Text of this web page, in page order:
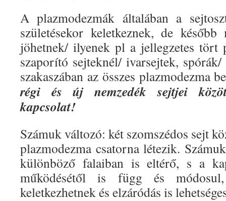
A plazmodezmák általában a
születésekor keletkeznek, de
jöhetnek/ ilyenek pl a jellegzetes tört
szaporító sejteknél/ ivarsejtek,
szakaszában az összes plazmodezma
régi és új nemzedék sejtjei
kapcsolat!
Számuk változó: két szomszédos sejt
plazmodezma csatorna létezik.
különböző falaiban is eltérő, s a
működésétől is függ és
keletkezhetnek és elzáródás is